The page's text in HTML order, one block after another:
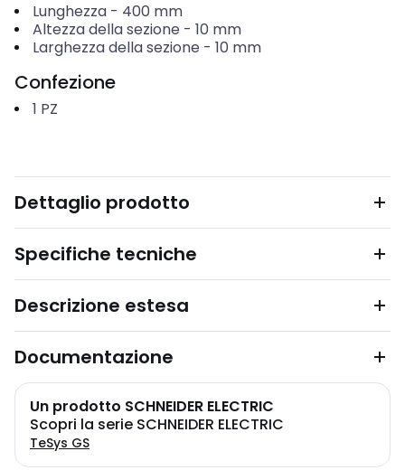
Lunghezza- 400 mm
Altezza della sezione - 10 mm
Larghezza della sezione - 10 mm
Confezione
1 PZ
Dettaglio prodotto
Specifiche tecniche
Descrizione estesa
Documentazione
Un prodotto SCHNEIDER ELECTRIC
Scopri la serie SCHNEIDER ELECTRIC
TeSys GS